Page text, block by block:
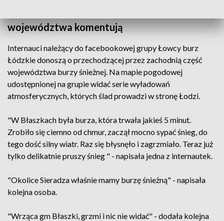
województwa komentują
Internauci należący do facebookowej grupy Łowcy burz
Łódzkie donoszą o przechodzącej przez zachodnią część
województwa burzy śnieżnej. Na mapie pogodowej
udostępnionej na grupie widać serie wyładowań
atmosferycznych, których ślad prowadzi w stronę Łodzi.
"W Błaszkach była burza, która trwała jakieś 5 minut.
Zrobiło się ciemno od chmur, zaczął mocno sypać śnieg, do
tego dość silny wiatr. Raz się błysnęło i zagrzmiało. Teraz już
tylko delikatnie pruszy śnieg " - napisała jedna z internautek.
"Okolice Sieradza właśnie mamy burzę śnieżną" - napisała
kolejna osoba.
"Wrząca gm Błaszki, grzmi i nic nie widać" - dodała kolejna